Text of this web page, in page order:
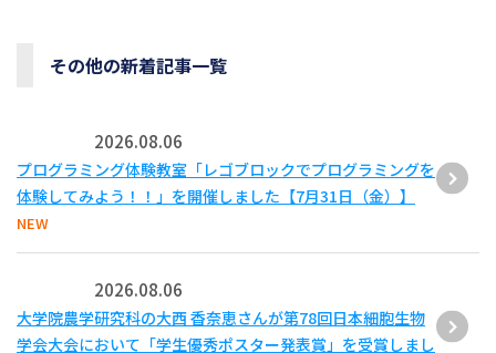
その他の新着記事一覧
2026.08.06
プログラミング体験教室「レゴブロックでプログラミングを
体験してみよう！！」を開催しました【7月31日（金）】
NEW
2026.08.06
大学院農学研究科の大西 香奈恵さんが第78回日本細胞生物
学会大会において「学生優秀ポスター発表賞」を受賞しまし